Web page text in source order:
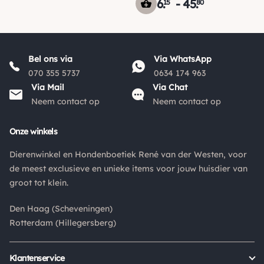
zijn de verzendkosten €3,95. De pakketten naar België
graag door naar "
Kies je voor afhalen bij een pakketpunt maar wordt het
pakket niet afgehaald? Dan retourneren wij het
Is een product dat je besteld hebt niet naar wens? Dan kan je
het product altijd retourneren binnen 14 dagen. De
retourkosten bedragen € 6.75 en zijn voor eigen rekening.
pakketten die bij een pakketpunt worden geleverd halen wij
niet af.
6.15 -45.80
Bel ons via
070 355 5737
Via WhatsApp
0634 174 963
Via Mail
Neem contact op
Via Chat
Neem contact op
Onze winkels
Dierenwinkel en Hondenboetiek René van der Westen, voor
de meest exclusieve en unieke items voor jouw huisdier van
groot tot klein.
Den Haag (Scheveningen)
Rotterdam (Hillegersberg)
Klantenservice